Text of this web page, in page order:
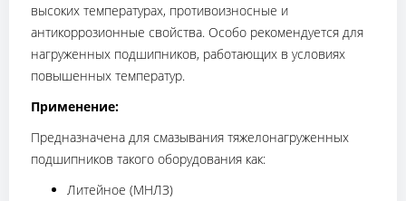
высоких температурах, противоизносные и
антикоррозионные свойства. Особо рекомендуется для
нагруженных подшипников, работающих в условиях
повышенных температур.
Применение:
Предназначена для смазывания тяжелонагруженных
подшипников такого оборудования как:
Литейное (МНЛЗ)